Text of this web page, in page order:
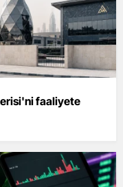
faaliyete